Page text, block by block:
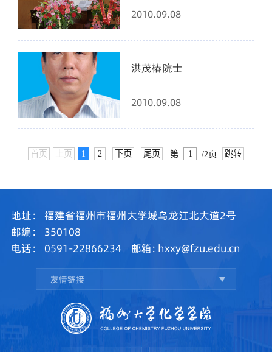
2010.09.08
洪茂椿院士
2010.09.08
首页 上页 1 2 下页 尾页 第 /2页 跳转
地址：
福建省福州市福州大学城乌龙江北大道2号
邮编：
350108
电话：
0591-22866234 邮箱: hxxy@fzu.edu.cn
友情链接